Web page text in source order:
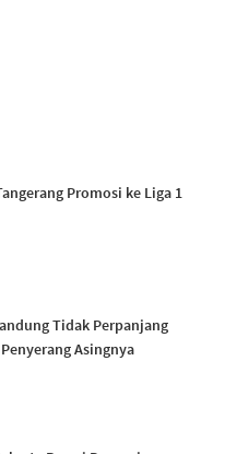
Promosi ke Liga 1
Tidak Perpanjang
Asingnya